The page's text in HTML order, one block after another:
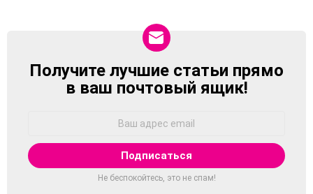
NEWSLETTER
Получите лучшие статьи прямо
в ваш почтовый ящик!
Не беспокойтесь, это не спам!